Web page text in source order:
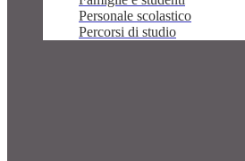
Personale scolastico
Percorsi di studio